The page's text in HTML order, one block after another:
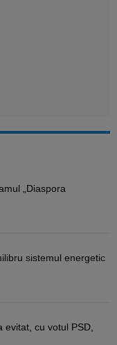
„Diaspora
sistemul energetic
evitat, cu votul PSD,